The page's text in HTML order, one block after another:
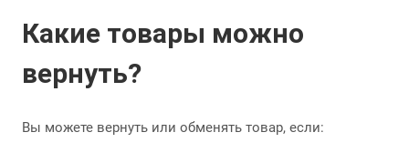
Какие товары можно
вернуть?
Вы можете вернуть или обменять товар, если: